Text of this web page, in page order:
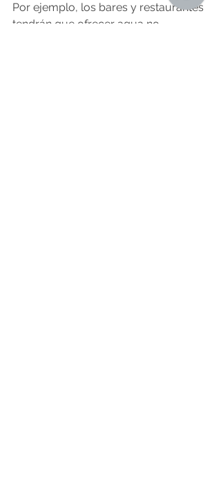
Por ejemplo, los bares y restaurantes
tendrán que ofrecer agua no